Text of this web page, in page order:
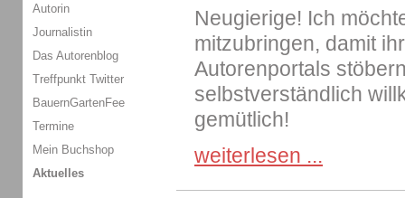
Neugierige! Ich
mitzubringen, damit
Autorenportals
selbstverständlich
gemütlich!
weiterlesen ...
Autorin
Journalistin
Das Autorenblog
Treffpunkt Twitter
BauernGartenFee
Termine
Mein Buchshop
Aktuelles